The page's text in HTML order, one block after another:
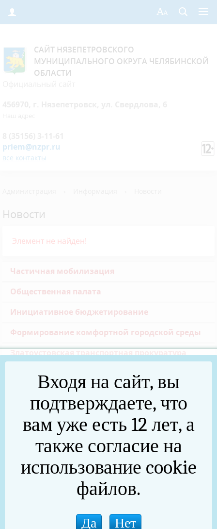
САЙТ НЯЗЕПЕТРОВСКОГО
МУНИЦИПАЛЬНОГО ОКРУГА ЧЕЛЯБИНСКОЙ
ОБЛАСТИ
priem@nzpr.ru
все контакты
Новости
Элемент не найден!
Частичная мобилизация
Общественная палата
Инициативное бюджетирование
Формирование комфортной городской среды
Златоустовская транспортная прокуратура
Реальные дела (архив)
Национальные проекты
75 лет Победы в Великой Отечественной войне
(архив)
Новости прокуратуры
Входя на сайт, вы
подтверждаете, что
вам уже есть 12 лет, а
также согласие на
использование cookie
файлов.